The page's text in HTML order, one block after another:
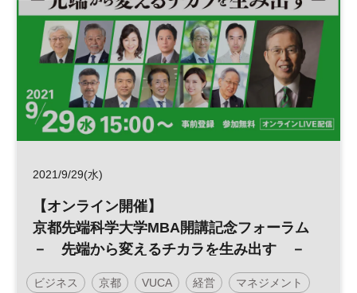
2021/9/29(水)
【オンライン開催】
京都先端科学大学MBA開講記念フォーラム
－ 先端から変えるチカラを生み出す －
ビジネス 京都 VUCA 経営 マネジメント